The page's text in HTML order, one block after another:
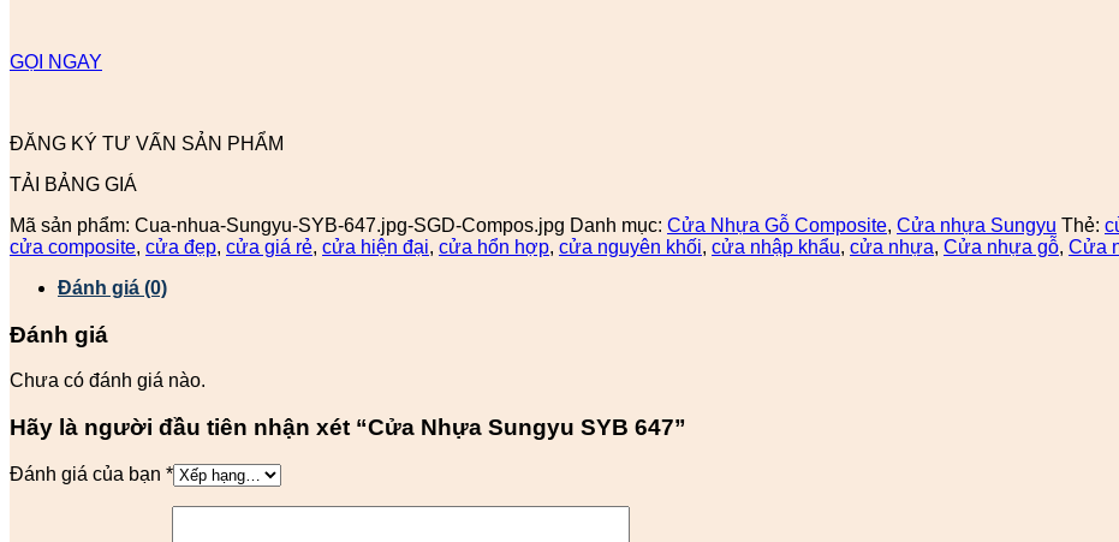
GỌI NGAY
ĐĂNG KÝ TƯ VẤN SẢN PHẨM
TẢI BẢNG GIÁ
Mã sản phẩm: Cua-nhua-Sungyu-SYB-647.jpg-SGD-Compos.jpg Danh mục: Cửa Nhựa Gỗ Composite, Cửa nhựa Sungyu Thẻ:
cửa composite, cửa đẹp, cửa giá rẻ, cửa hiện đại, cửa hổn hợp, cửa nguyên khối, cửa nhập khẩu, cửa nhựa, Cửa nhựa gỗ, Cửa
Đánh giá (0)
Đánh giá
Chưa có đánh giá nào.
Hãy là người đầu tiên nhận xét “Cửa Nhựa Sungyu SYB 647”
Đánh giá của bạn *